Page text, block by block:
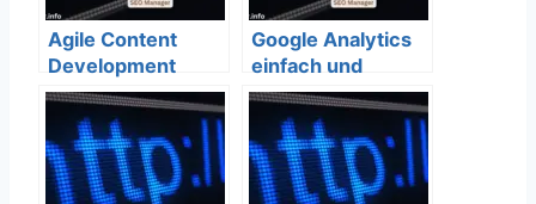
Agile Content
Development
einfach und
verständlich
erklärt – SEO
Bedeutung
Google Analytics
einfach und
verständlich
erklärt – SEO
Bedeutung